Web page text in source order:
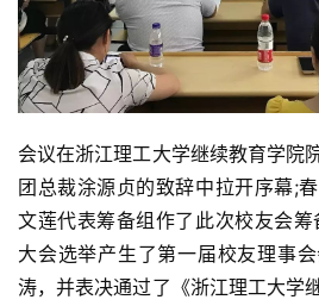
会议在浙江理工大学继续教育学院
团总裁涂源贞的致辞中拉开序幕;
文莲代表筹备组作了此次校友会筹
大会选举产生了第一届校友理事
涛，并表决通过了《浙江理工大学